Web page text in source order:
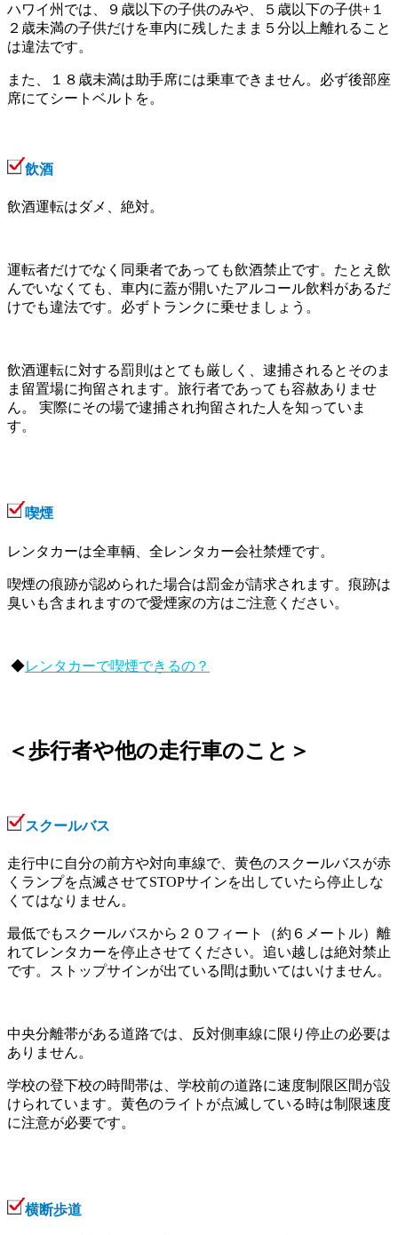
ハワイ州では、９歳以下の子供のみや、５歳以下の子供+１
２歳未満の子供だけを車内に残したまま５分以上離れること
は違法です。
また、１８歳未満は助手席には乗車できません。必ず後部座
席にてシートベルトを。
飲酒
飲酒運転はダメ、絶対。
運転者だけでなく同乗者であっても飲酒禁止です。たとえ飲
んでいなくても、車内に蓋が開いたアルコール飲料があるだ
けでも違法です。必ずトランクに乗せましょう。
飲酒運転に対する罰則はとても厳しく、逮捕されるとそのま
ま留置場に拘留されます。旅行者であっても容赦ありませ
ん。 実際にその場で逮捕され拘留された人を知っていま
す。
喫煙
レンタカーは全車輌、全レンタカー会社禁煙です。
喫煙の痕跡が認められた場合は罰金が請求されます。痕跡は
臭いも含まれますので愛煙家の方はご注意ください。
◆レンタカーで喫煙できるの？
＜歩行者や他の走行車のこと＞
スクールバス
走行中に自分の前方や対向車線で、黄色のスクールバスが赤
くランプを点滅させてSTOPサインを出していたら停止しな
くてはなりません。
最低でもスクールバスから２０フィート（約６メートル）離
れてレンタカーを停止させてください。追い越しは絶対禁止
です。ストップサインが出ている間は動いてはいけません。
中央分離帯がある道路では、反対側車線に限り停止の必要は
ありません。
学校の登下校の時間帯は、学校前の道路に速度制限区間が設
けられています。黄色のライトが点滅している時は制限速度
に注意が必要です。
横断歩道